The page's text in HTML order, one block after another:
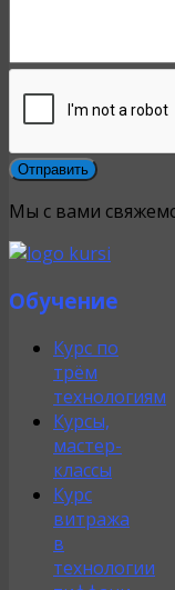
Мы с вами
Обучение
Курс по
трём
технологиям
Курсы,
мастер-
классы
Курс
витража
в
технологии